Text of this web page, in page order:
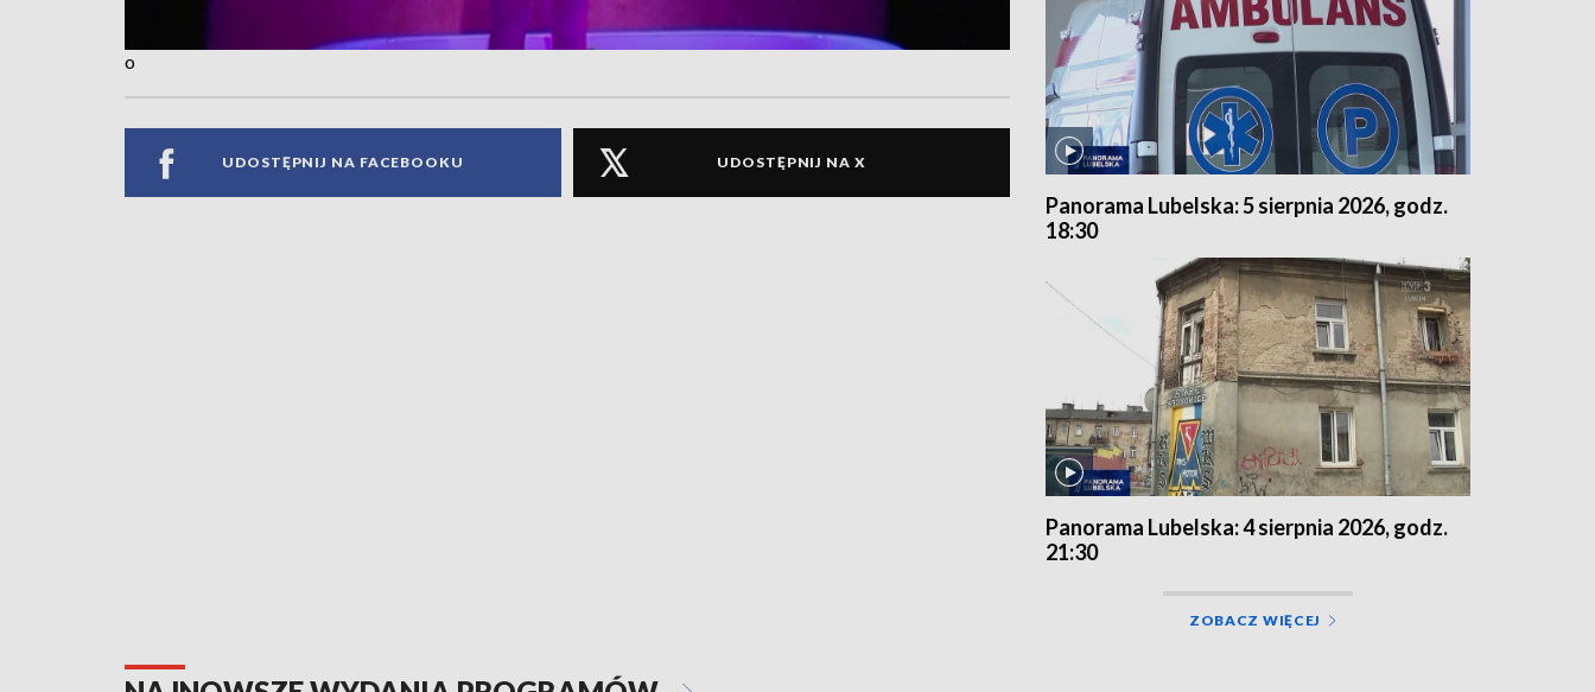
o
UDOSTĘPNIJ NA FACEBOOKU UDOSTĘPNIJ NA X
Panorama Lubelska: 5 sierpnia 2026, godz.
18:30
Panorama Lubelska: 4 sierpnia 2026, godz.
21:30
ZOBACZ WIĘCEJ